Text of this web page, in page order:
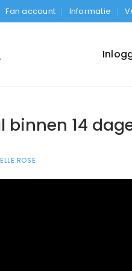
Fan account Informatie
14
ROSE